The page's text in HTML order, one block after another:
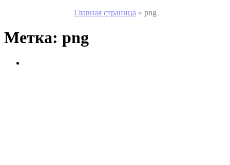
Главная страница » png
Метка: png